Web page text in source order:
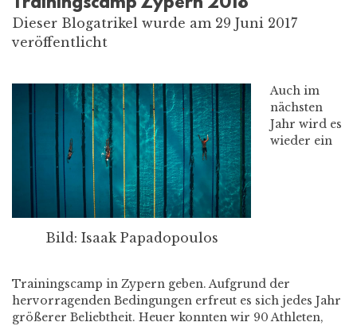
Dieser Blogatrikel wurde am 29 Juni 2017
veröffentlicht
Bild: Isaak Papadopoulos
Auch im
nächsten
Jahr wird es
wieder ein
Trainingscamp in Zypern geben. Aufgrund der
hervorragenden Bedingungen erfreut es sich jedes Jahr
größerer Beliebtheit. Heuer konnten wir 90 Athleten,